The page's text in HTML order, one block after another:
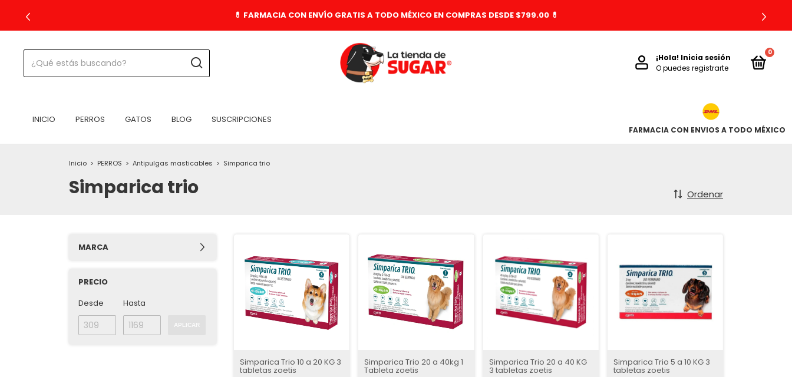
💊 FARMACIA CON ENVÍO GRATIS A TODO MÉXICO EN COMPRAS DESDE $799.00 💊
¡Hola! Inicia sesión
O puedes registrarte
0
INICIO PERROS GATOS BLOG SUSCRIPCIONES
FARMACIA CON ENVIOS A TODO MÉXICO
Inicio > PERROS > Antipulgas masticables > Simparica trio
Simparica trio Ordenar
MARCA
PRECIO
Desde
Hasta
APLICAR
Simparica Trio 10 a 20 KG 3
tabletas zoetis
Simparica Trio 20 a 40kg 1
Tableta zoetis
Simparica Trio 20 a 40 KG
3 tabletas zoetis
Simparica Trio 5 a 10 KG 3
tabletas zoetis